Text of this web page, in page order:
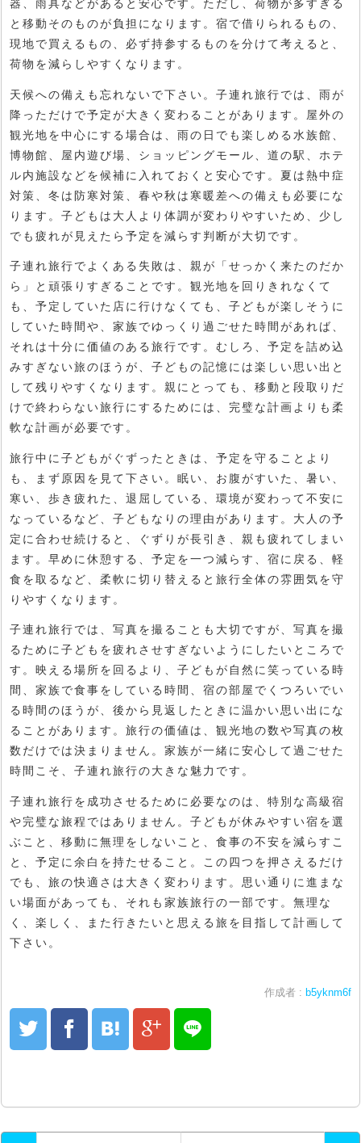
器、雨具などがあると安心です。ただし、荷物が多すぎる
と移動そのものが負担になります。宿で借りられるもの、
現地で買えるもの、必ず持参するものを分けて考えると、
荷物を減らしやすくなります。
天候への備えも忘れないで下さい。子連れ旅行では、雨が
降っただけで予定が大きく変わることがあります。屋外の
観光地を中心にする場合は、雨の日でも楽しめる水族館、
博物館、屋内遊び場、ショッピングモール、道の駅、ホテ
ル内施設などを候補に入れておくと安心です。夏は熱中症
対策、冬は防寒対策、春や秋は寒暖差への備えも必要にな
ります。子どもは大人より体調が変わりやすいため、少し
でも疲れが見えたら予定を減らす判断が大切です。
子連れ旅行でよくある失敗は、親が「せっかく来たのだか
ら」と頑張りすぎることです。観光地を回りきれなくて
も、予定していた店に行けなくても、子どもが楽しそうに
していた時間や、家族でゆっくり過ごせた時間があれば、
それは十分に価値のある旅行です。むしろ、予定を詰め込
みすぎない旅のほうが、子どもの記憶には楽しい思い出と
して残りやすくなります。親にとっても、移動と段取りだ
けで終わらない旅行にするためには、完璧な計画よりも柔
軟な計画が必要です。
旅行中に子どもがぐずったときは、予定を守ることより
も、まず原因を見て下さい。眠い、お腹がすいた、暑い、
寒い、歩き疲れた、退屈している、環境が変わって不安に
なっているなど、子どもなりの理由があります。大人の予
定に合わせ続けると、ぐずりが長引き、親も疲れてしまい
ます。早めに休憩する、予定を一つ減らす、宿に戻る、軽
食を取るなど、柔軟に切り替えると旅行全体の雰囲気を守
りやすくなります。
子連れ旅行では、写真を撮ることも大切ですが、写真を撮
るために子どもを疲れさせすぎないようにしたいところで
す。映える場所を回るより、子どもが自然に笑っている時
間、家族で食事をしている時間、宿の部屋でくつろいでい
る時間のほうが、後から見返したときに温かい思い出にな
ることがあります。旅行の価値は、観光地の数や写真の枚
数だけでは決まりません。家族が一緒に安心して過ごせた
時間こそ、子連れ旅行の大きな魅力です。
子連れ旅行を成功させるために必要なのは、特別な高級宿
や完璧な旅程ではありません。子どもが休みやすい宿を選
ぶこと、移動に無理をしないこと、食事の不安を減らすこ
と、予定に余白を持たせること。この四つを押さえるだけ
でも、旅の快適さは大きく変わります。思い通りに進まな
い場面があっても、それも家族旅行の一部です。無理な
く、楽しく、また行きたいと思える旅を目指して計画して
下さい。
作成者 : b5yknm6f